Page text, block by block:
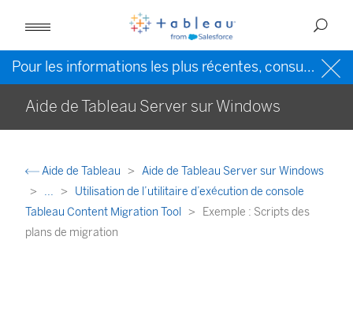
Pour les informations les plus récentes, consultez l’
Aide de Tableau Server sur Windows
Aide de Tableau
Aide de Tableau Server sur Windows
...
Utilisation de l’utilitaire d’exécution de console
Tableau Content Migration Tool
Exemple : Scripts des
plans de migration